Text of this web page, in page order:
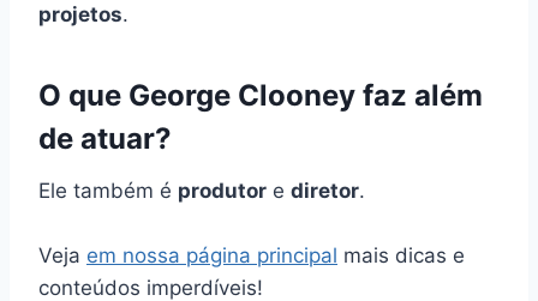
projetos.
O que George Clooney faz além
de atuar?
Ele também é produtor e diretor.
Veja em nossa página principal mais dicas e
conteúdos imperdíveis!